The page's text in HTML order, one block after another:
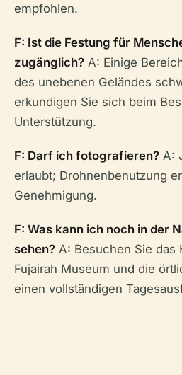
empfohlen.
F: Ist die Festung für
zugänglich? A: Einige
des unebenen Geländes
erkundigen Sie sich beim
Unterstützung.
F: Darf ich fotografieren? A:
erlaubt; Drohnenbenutzung
Genehmigung.
F: Was kann ich noch in der
sehen? A: Besuchen Sie das
Fujairah Museum und die
einen vollständigen